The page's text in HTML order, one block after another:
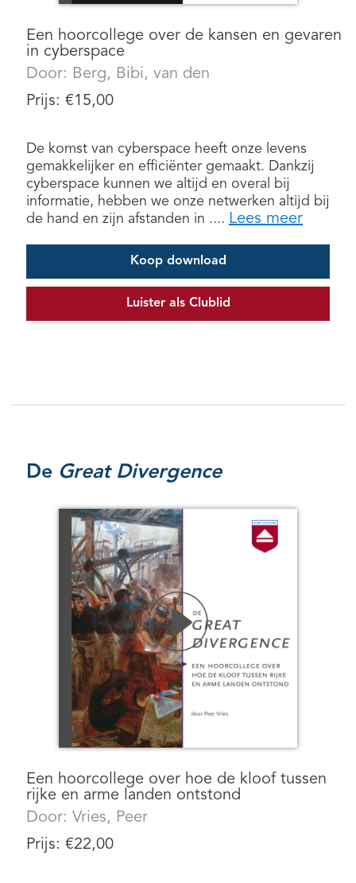
Een hoorcollege over de kansen en gevaren
in cyberspace
Door: Berg, Bibi, van den
Prijs: €15,00
De komst van cyberspace heeft onze levens
gemakkelijker en efficiënter gemaakt. Dankzij
cyberspace kunnen we altijd en overal bij
informatie, hebben we onze netwerken altijd bij
de hand en zijn afstanden in .... Lees meer
Koop download
Luister als Clublid
De Great Divergence
Een hoorcollege over hoe de kloof tussen
rijke en arme landen ontstond
Door: Vries, Peer
Prijs: €22,00